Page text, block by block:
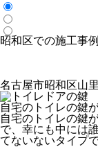
昭和区での施工事例
名古屋市昭和区山
自宅のトイレの鍵
自宅のトイレの鍵
で、幸にも中には
てないないタイプ